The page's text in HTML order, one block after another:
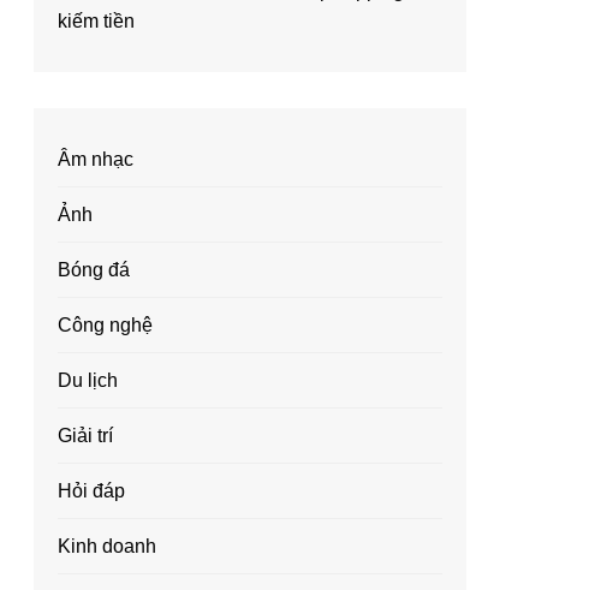
kiếm tiền
Âm nhạc
Ảnh
Bóng đá
Công nghệ
Du lịch
Giải trí
Hỏi đáp
Kinh doanh